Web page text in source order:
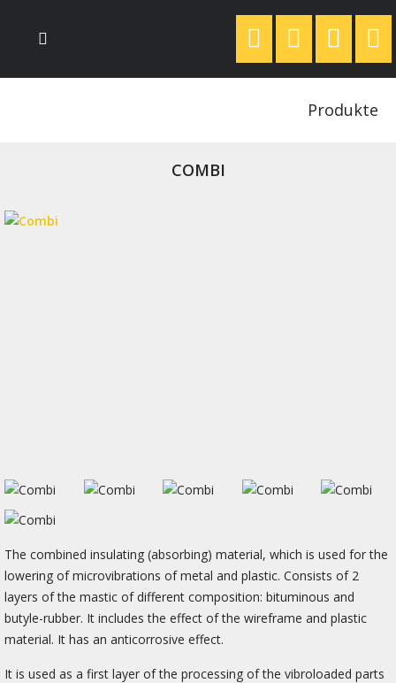
Produkte
COMBI
The combined insulating (absorbing) material, which is used for the
lowering of microvibrations of metal and plastic. Consists of 2
layers of the mastic of different composition: bituminous and
butyle-rubber. It includes the effect of the wireframe and plastic
material. It has an anticorrosive effect.
It is used as a first layer of the processing of the vibroloaded parts